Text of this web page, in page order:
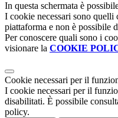
In questa schermata è
I cookie necessari sono
piattaforma e non è possibile
Per conoscere quali sono i
visionare la COOKIE
Cookie necessari per il
I cookie necessari per il
disabilitati. È possibile
policy.